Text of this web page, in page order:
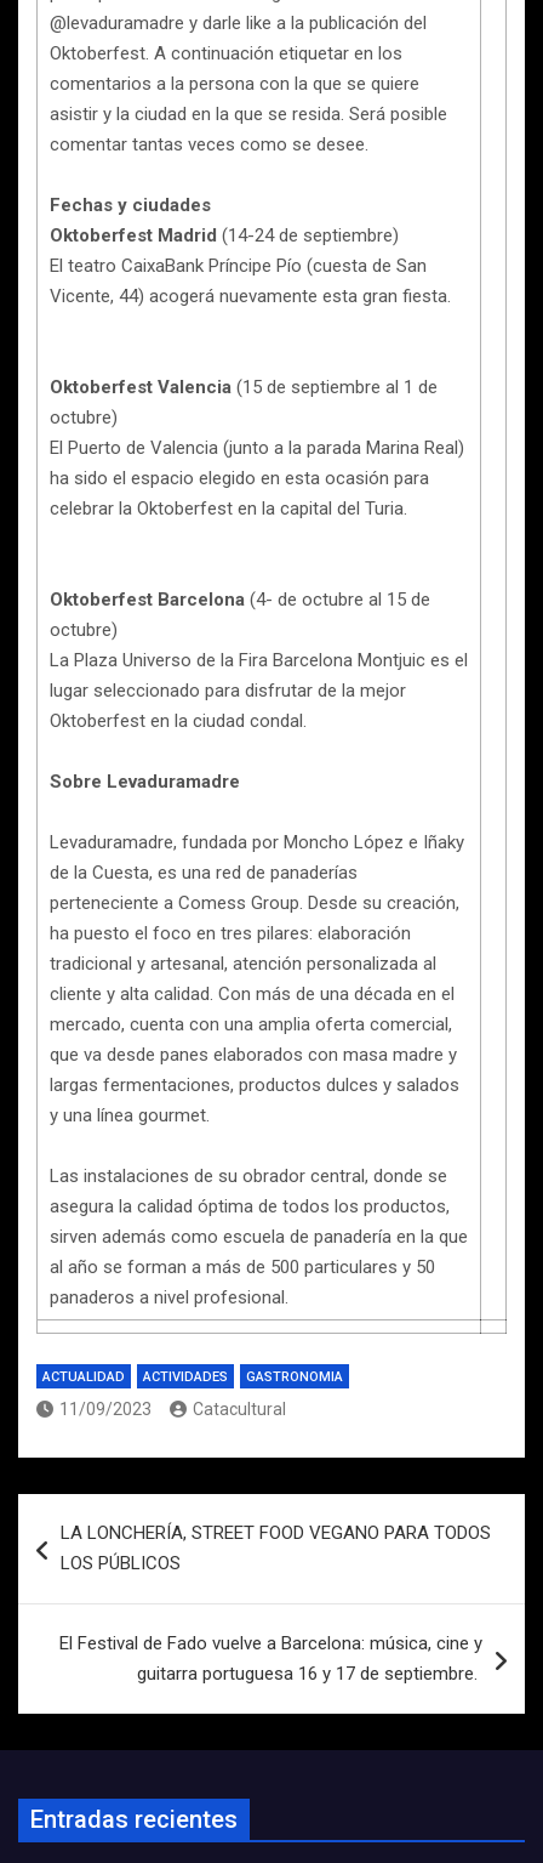
@levaduramadre y darle like a la publicación del
Oktoberfest. A continuación etiquetar en los
comentarios a la persona con la que se quiere
asistir y la ciudad en la que se resida. Será posible
comentar tantas veces como se desee.
Fechas y ciudades
Oktoberfest Madrid (14-24 de septiembre)
El teatro CaixaBank Príncipe Pío (cuesta de San
Vicente, 44) acogerá nuevamente esta gran fiesta.
Oktoberfest Valencia (15 de septiembre al 1 de
octubre)
El Puerto de Valencia (junto a la parada Marina Real)
ha sido el espacio elegido en esta ocasión para
celebrar la Oktoberfest en la capital del Turia.
Oktoberfest Barcelona (4- de octubre al 15 de
octubre)
La Plaza Universo de la Fira Barcelona Montjuic es el
lugar seleccionado para disfrutar de la mejor
Oktoberfest en la ciudad condal.
Sobre Levaduramadre
Levaduramadre, fundada por Moncho López e Iñaky
de la Cuesta, es una red de panaderías
perteneciente a Comess Group. Desde su creación,
ha puesto el foco en tres pilares: elaboración
tradicional y artesanal, atención personalizada al
cliente y alta calidad. Con más de una década en el
mercado, cuenta con una amplia oferta comercial,
que va desde panes elaborados con masa madre y
largas fermentaciones, productos dulces y salados
y una línea gourmet.
Las instalaciones de su obrador central, donde se
asegura la calidad óptima de todos los productos,
sirven además como escuela de panadería en la que
al año se forman a más de 500 particulares y 50
panaderos a nivel profesional.
ACTUALIDAD ACTIVIDADES GASTRONOMIA
11/09/2023 Catacultural
de
LA LONCHERÍA, STREET FOOD VEGANO PARA TODOS
LOS PÚBLICOS
El Festival de Fado vuelve a Barcelona: música, cine y
guitarra portuguesa 16 y 17 de septiembre.
Entradas recientes